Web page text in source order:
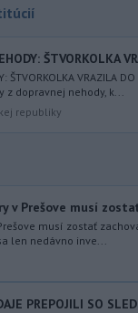
ŠTVORKOLKA
ŠTVORKOLKA VRAZILA DO
z dopravnej nehody, k...
republiky
v Prešove musí
musí zostať
len nedávno inve...
PREPOJILI SO